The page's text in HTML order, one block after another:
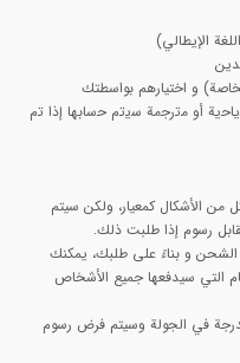
الإيطالي)
و اختيارهم بواسطتك
ﺑراﻣﺞ ﺳﯾﺎﺣﯾﺔ أو ﻣﺗرﺟﻣﺔ ﺳﯾﺗم ﺣﺳﺎﺑﮭﺎ إذا ﺗم
من الأشكال كمعيار، ولكن سيتم
رسوم إذا طلبت ذلك.
و بناءً على طلبك، يمكنك
التي سيدفعها جميع الأشخاص
في الجولة وسيتم فرض رسوم